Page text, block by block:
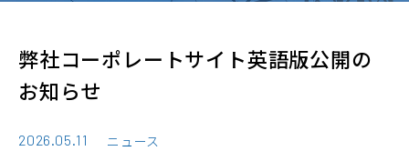
弊社コーポレートサイト英語版公開の
お知らせ
2026.05.11 ニュース